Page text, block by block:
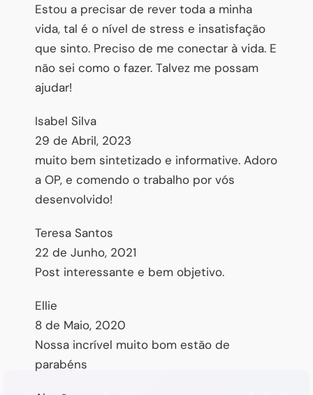
Estou a precisar de rever toda a minha
vida, tal é o nível de stress e insatisfação
que sinto. Preciso de me conectar à vida. E
não sei como o fazer. Talvez me possam
ajudar!
Isabel Silva
29 de Abril, 2023
muito bem sintetizado e informative. Adoro
a OP, e comendo o trabalho por vós
desenvolvido!
Teresa Santos
22 de Junho, 2021
Post interessante e bem objetivo.
Ellie
8 de Maio, 2020
Nossa incrível muito bom estão de
parabéns